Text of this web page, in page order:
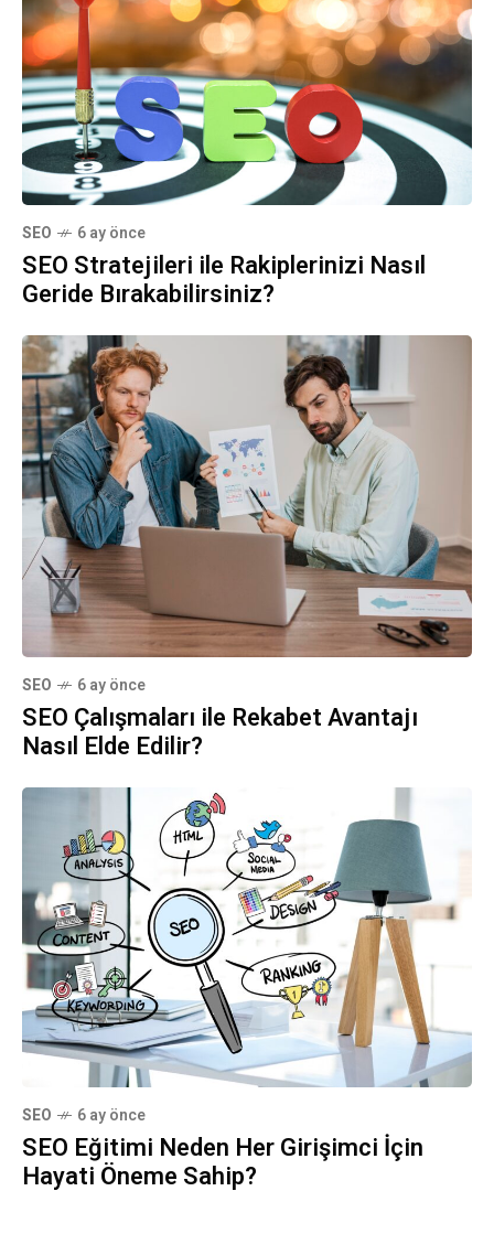
SEO 6 ay önce
SEO Stratejileri ile Rakiplerinizi Nasıl
Geride Bırakabilirsiniz?
SEO 6 ay önce
SEO Çalışmaları ile Rekabet Avantajı
Nasıl Elde Edilir?
SEO 6 ay önce
SEO Eğitimi Neden Her Girişimci İçin
Hayati Öneme Sahip?